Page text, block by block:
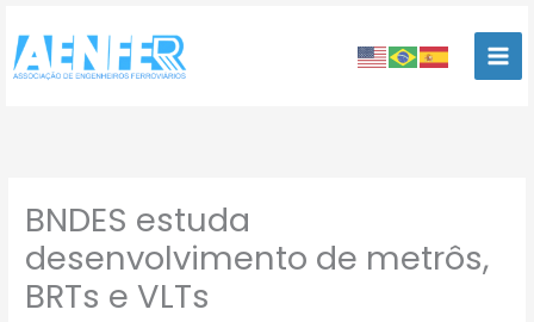
para
conteúdo
BNDES estuda
desenvolvimento de metrôs,
BRTs e VLTs